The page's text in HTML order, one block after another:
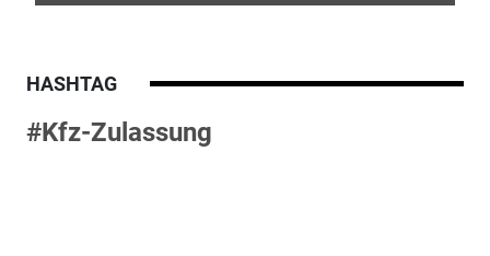
HASHTAG
#Kfz-Zulassung